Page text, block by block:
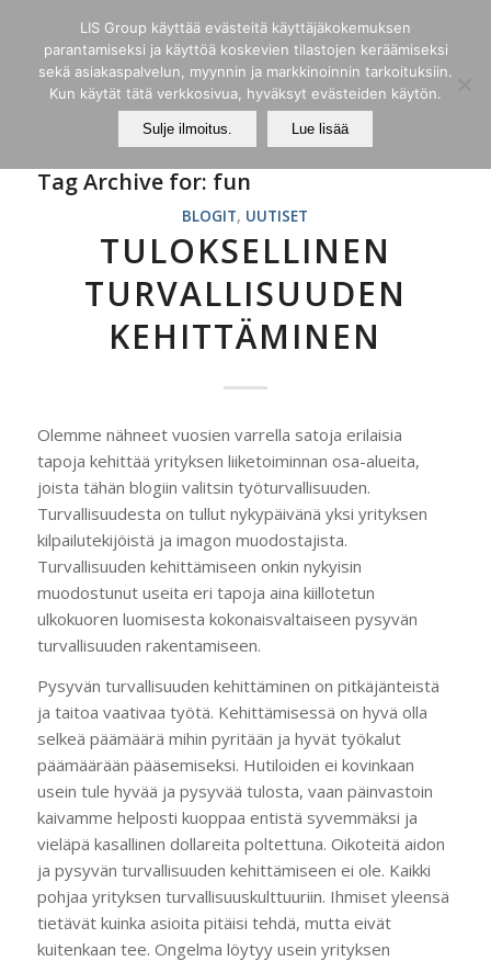
Tag Archive for: fun
BLOGIT, UUTISET
TULOKSELLINEN
TURVALLISUUDEN
KEHITTÄMINEN
Olemme nähneet vuosien varrella satoja erilaisia
tapoja kehittää yrityksen liiketoiminnan osa-alueita,
joista tähän blogiin valitsin työturvallisuuden.
Turvallisuudesta on tullut nykypäivänä yksi yrityksen
kilpailutekijöistä ja imagon muodostajista.
Turvallisuuden kehittämiseen onkin nykyisin
muodostunut useita eri tapoja aina kiillotetun
ulkokuoren luomisesta kokonaisvaltaiseen pysyvän
turvallisuuden rakentamiseen.
Pysyvän turvallisuuden kehittäminen on pitkäjänteistä
ja taitoa vaativaa työtä. Kehittämisessä on hyvä olla
selkeä päämäärä mihin pyritään ja hyvät työkalut
päämäärään pääsemiseksi. Hutiloiden ei kovinkaan
usein tule hyvää ja pysyvää tulosta, vaan päinvastoin
kaivamme helposti kuoppaa entistä syvemmäksi ja
vieläpä kasallinen dollareita poltettuna. Oikoteitä aidon
ja pysyvän turvallisuuden kehittämiseen ei ole. Kaikki
pohjaa yrityksen turvallisuuskulttuuriin. Ihmiset yleensä
tietävät kuinka asioita pitäisi tehdä, mutta eivät
kuitenkaan tee. Ongelma löytyy usein yrityksen
LIS Group käyttää evästeitä käyttäjäkokemuksen
parantamiseksi ja käyttöä koskevien tilastojen keräämiseksi
sekä asiakaspalvelun, myynnin ja markkinoinnin tarkoituksiin.
Kun käytät tätä verkkosivua, hyväksyt evästeiden käytön.
Sulje ilmoitus. Lue lisää